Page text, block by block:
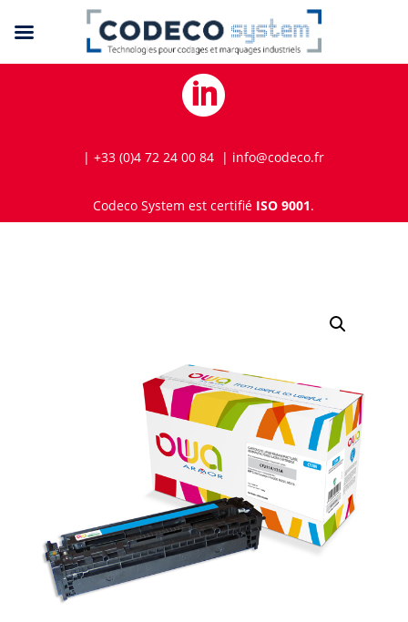

| +33 (0)4 72 24 00 84 | info@codeco.fr
Codeco System est certifié ISO 9001.